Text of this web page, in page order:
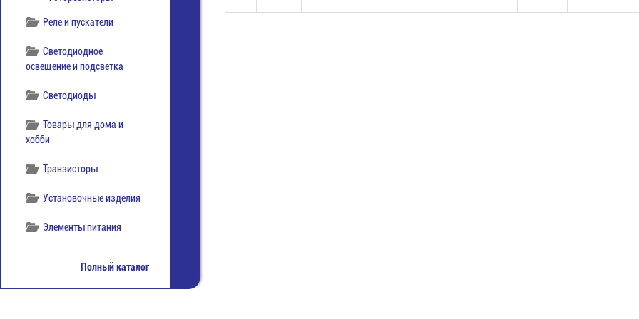
Реле и пускатели
Светодиодное
освещение и подсветка
Светодиоды
Товары для дома и
хобби
Транзисторы
Установочные изделия
Элементы питания
Полный каталог